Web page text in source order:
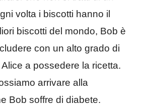
volta i biscotti hanno il
biscotti del mondo, Bob è
con un alto grado di
a possedere la ricetta.
arrivare alla
Bob soffre di diabete.